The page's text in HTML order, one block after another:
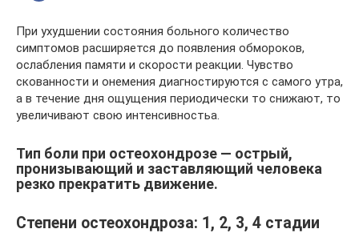
При ухудшении состояния больного количество
симптомов расширяется до появления обмороков,
ослабления памяти и скорости реакции. Чувство
скованности и онемения диагностируются с самого утра,
а в течение дня ощущения периодически то снижают, то
увеличивают свою интенсивностьа.
Тип боли при остеохондрозе — острый,
пронизыва­ющий и заставляющий человека
резко прекратить движение.
Степени остеохондроза: 1, 2, 3, 4 стадии